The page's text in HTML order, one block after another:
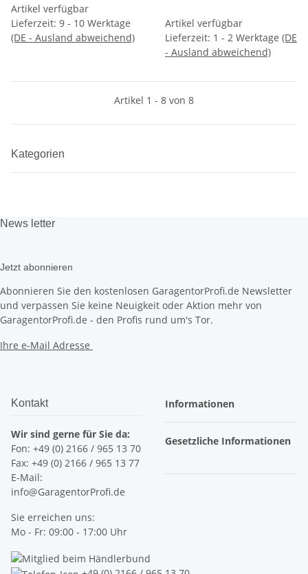
Artikel verfügbar
Lieferzeit: 9 - 10 Werktage
(DE - Ausland abweichend)
Artikel verfügbar
Lieferzeit: 1 - 2 Werktage (DE
- Ausland abweichend)
Artikel 1 - 8 von 8
Kategorien
News letter
Jetzt abonnieren
Abonnieren Sie den kostenlosen GaragentorProfi.de Newsletter
und verpassen Sie keine Neuigkeit oder Aktion mehr von
GaragentorProfi.de - den Profis rund um's Tor.
Ihre e-Mail Adresse
Kontakt
Wir sind gerne für Sie da:
Fon: +49 (0) 2166 / 965 13 70
Fax: +49 (0) 2166 / 965 13 77
E-Mail:
info@GaragentorProfi.de
Sie erreichen uns:
Mo - Fr: 09:00 - 17:00 Uhr
Informationen
Gesetzliche Informationen